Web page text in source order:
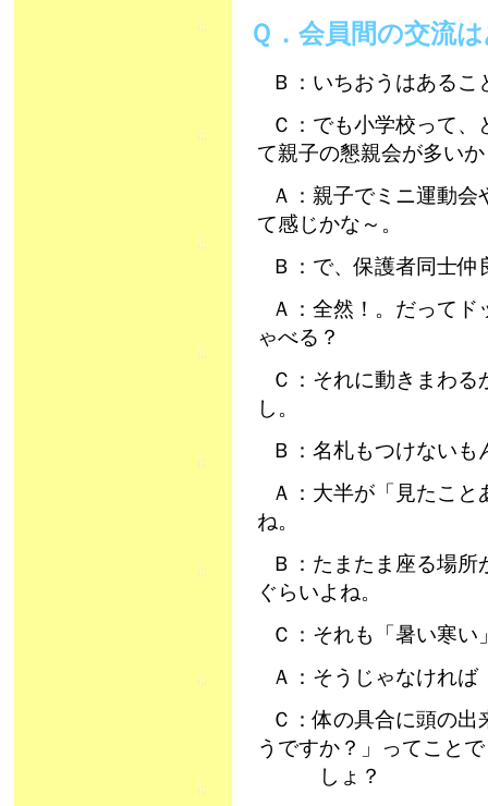
Ｑ．会員間の交流
Ｂ：いちおうはある
Ｃ：でも小学校って
て親子の懇親会が多い
Ａ：親子でミニ運動
て感じかな～。
Ｂ：で、保護者同士
Ａ：全然！。だって
ゃべる？
Ｃ：それに動きまわ
し。
Ｂ：名札もつけないも
Ａ：大半が「見たこ
ね。
Ｂ：たまたま座る場
ぐらいよね。
Ｃ：それも「暑い寒
Ａ：そうじゃなけれ
Ｃ：体の具合に頭の
うですか？」ってことで
しょ？